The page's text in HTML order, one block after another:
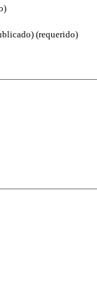
(requerido)